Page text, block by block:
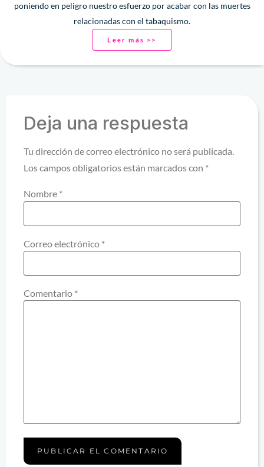
poniendo en peligro nuestro esfuerzo por acabar con las muertes
relacionadas con el tabaquismo.
Leer más >>
Deja una respuesta
Tu dirección de correo electrónico no será publicada.
Los campos obligatorios están marcados con *
Nombre *
Correo electrónico *
Comentario *